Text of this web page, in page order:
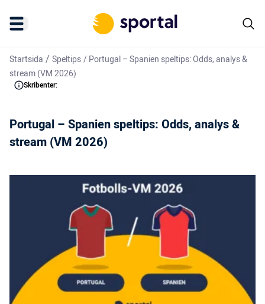
Startsida / Speltips/Portugal – Spanien speltips: Odds, analys &
stream (VM 2026)
Skribenter:
Portugal – Spanien speltips: Odds, analys &
stream (VM 2026)